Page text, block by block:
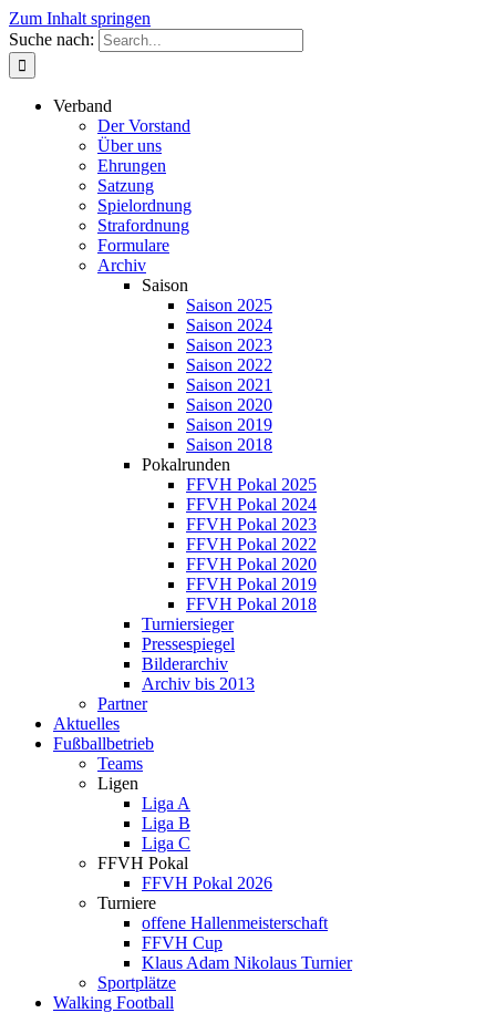
Zum Inhalt springen
Suche nach:
Verband
Der Vorstand
Über uns
Ehrungen
Satzung
Spielordnung
Strafordnung
Formulare
Archiv
Saison
Saison 2025
Saison 2024
Saison 2023
Saison 2022
Saison 2021
Saison 2020
Saison 2019
Saison 2018
Pokalrunden
FFVH Pokal 2025
FFVH Pokal 2024
FFVH Pokal 2023
FFVH Pokal 2022
FFVH Pokal 2020
FFVH Pokal 2019
FFVH Pokal 2018
Turniersieger
Pressespiegel
Bilderarchiv
Archiv bis 2013
Partner
Aktuelles
Fußballbetrieb
Teams
Ligen
Liga A
Liga B
Liga C
FFVH Pokal
FFVH Pokal 2026
Turniere
offene Hallenmeisterschaft
FFVH Cup
Klaus Adam Nikolaus Turnier
Sportplätze
Walking Football